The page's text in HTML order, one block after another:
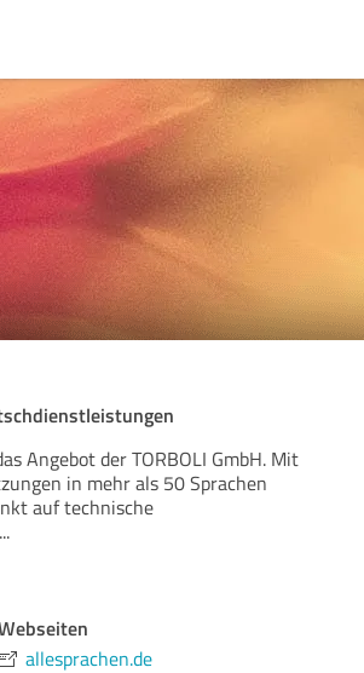
Angebot der TORBOLI GmbH. Mit
in mehr als 50 Sprachen
auf technische
...
allesprachen.de